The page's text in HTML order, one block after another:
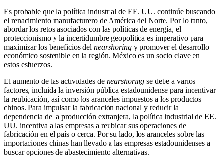
Es probable que la política industrial de EE. UU. continúe buscando
el renacimiento manufacturero de América del Norte. Por lo tanto,
abordar los retos asociados con las políticas de energía, el
proteccionismo y la incertidumbre geopolítica es imperativo para
maximizar los beneficios del nearshoring y promover el desarrollo
económico sostenible en la región. México es un socio clave en
estos esfuerzos.
El aumento de las actividades de nearshoring se debe a varios
factores, incluida la inversión pública estadounidense para incentivar
la reubicación, así como los aranceles impuestos a los productos
chinos. Para impulsar la fabricación nacional y reducir la
dependencia de la producción extranjera, la política industrial de EE.
UU. incentiva a las empresas a reubicar sus operaciones de
fabricación en el país o cerca. Por su lado, los aranceles sobre las
importaciones chinas han llevado a las empresas estadounidenses a
buscar opciones de abastecimiento alternativas.